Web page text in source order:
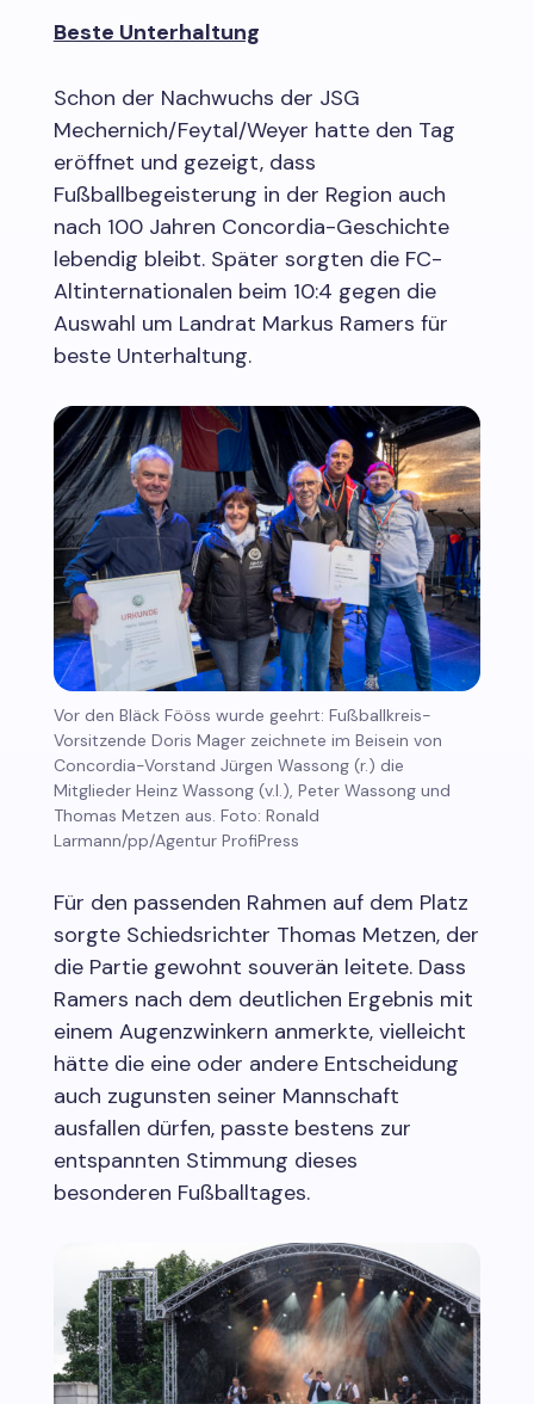
Beste Unterhaltung
Schon der Nachwuchs der JSG
Mechernich/Feytal/Weyer hatte den Tag
eröffnet und gezeigt, dass
Fußballbegeisterung in der Region auch
nach 100 Jahren Concordia-Geschichte
lebendig bleibt. Später sorgten die FC-
Altinternationalen beim 10:4 gegen die
Auswahl um Landrat Markus Ramers für
beste Unterhaltung.
Vor den Bläck Fööss wurde geehrt: Fußballkreis-
Vorsitzende Doris Mager zeichnete im Beisein von
Concordia-Vorstand Jürgen Wassong (r.) die
Mitglieder Heinz Wassong (v.l.), Peter Wassong und
Thomas Metzen aus. Foto: Ronald
Larmann/pp/Agentur ProfiPress
Für den passenden Rahmen auf dem Platz
sorgte Schiedsrichter Thomas Metzen, der
die Partie gewohnt souverän leitete. Dass
Ramers nach dem deutlichen Ergebnis mit
einem Augenzwinkern anmerkte, vielleicht
hätte die eine oder andere Entscheidung
auch zugunsten seiner Mannschaft
ausfallen dürfen, passte bestens zur
entspannten Stimmung dieses
besonderen Fußballtages.